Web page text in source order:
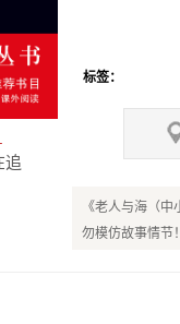
追
标签：
《老人与海（
勿模仿故事情节